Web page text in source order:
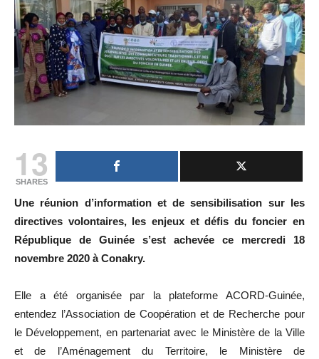
13
SHARES
Une réunion d’information et de sensibilisation sur les
directives volontaires, les enjeux et défis du foncier en
République de Guinée s’est achevée ce mercredi 18
novembre 2020 à Conakry.
Elle a été organisée par la plateforme ACORD-Guinée,
entendez l’Association de Coopération et de Recherche pour
le Développement, en partenariat avec le Ministère de la Ville
et de l’Aménagement du Territoire, le Ministère de